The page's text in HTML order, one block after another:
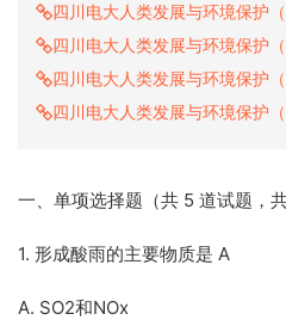
四川电大人类发展与环境保护
四川电大人类发展与环境保护
四川电大人类发展与环境保护
四川电大人类发展与环境保护
一、单项选择题（共 5 道试题，
1. 形成酸雨的主要物质是 A
A. SO2和NOx